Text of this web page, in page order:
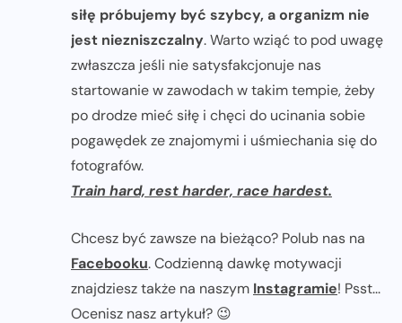
siłę próbujemy być szybcy, a organizm nie
jest niezniszczalny. Warto wziąć to pod uwagę
zwłaszcza jeśli nie satysfakcjonuje nas
startowanie w zawodach w takim tempie, żeby
po drodze mieć siłę i chęci do ucinania sobie
pogawędek ze znajomymi i uśmiechania się do
fotografów.
Train hard, rest harder, race hardest.
Chcesz być zawsze na bieżąco? Polub nas na
Facebooku. Codzienną dawkę motywacji
znajdziesz także na naszym Instagramie! Psst...
Ocenisz nasz artykuł? 😉